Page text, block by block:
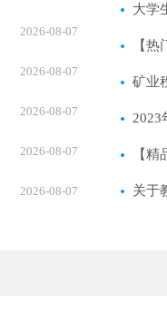
2026-08-07
2026-08-07
2026-08-07
2026-08-07
2026-08-07
【推
大学
（
【
短信
矿业
案
2023
【
集合
关于